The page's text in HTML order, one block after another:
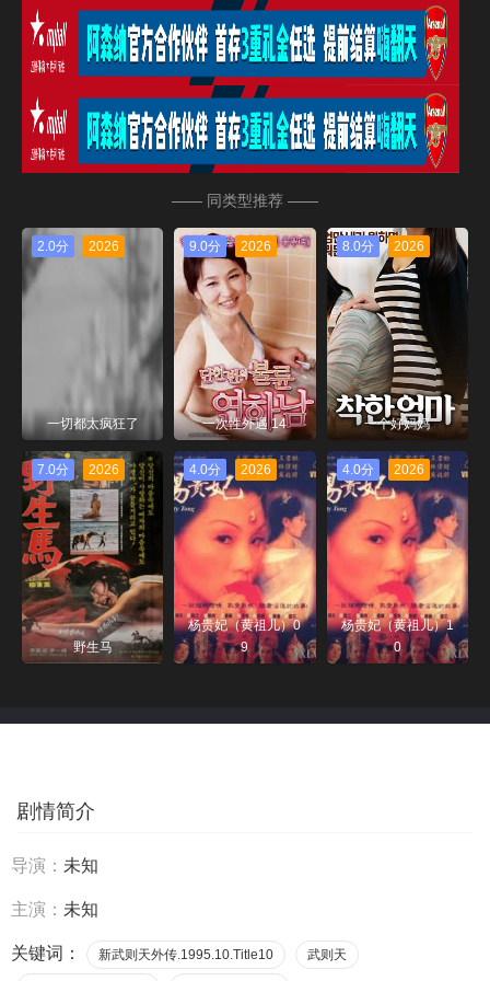
—— 同类型推荐 ——
2.0分 2026
一切都太疯狂了
9.0分 2026
一次性外遇 14
8.0分 2026
一个好妈妈
7.0分 2026
野生马
4.0分 2026
杨贵妃（黄祖儿）0
9
4.0分 2026
杨贵妃（黄祖儿）1
0
剧情简介
导演： 未知
主演： 未知
关键词： 新武则天外传.1995.10.Title10 武则天